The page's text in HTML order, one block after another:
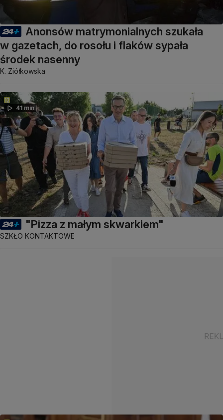
Anonsów matrymonialnych szukała
w gazetach, do rosołu i flaków sypała
środek nasenny
K. Ziółkowska
41 min
"Pizza z małym skwarkiem"
SZKŁO KONTAKTOWE